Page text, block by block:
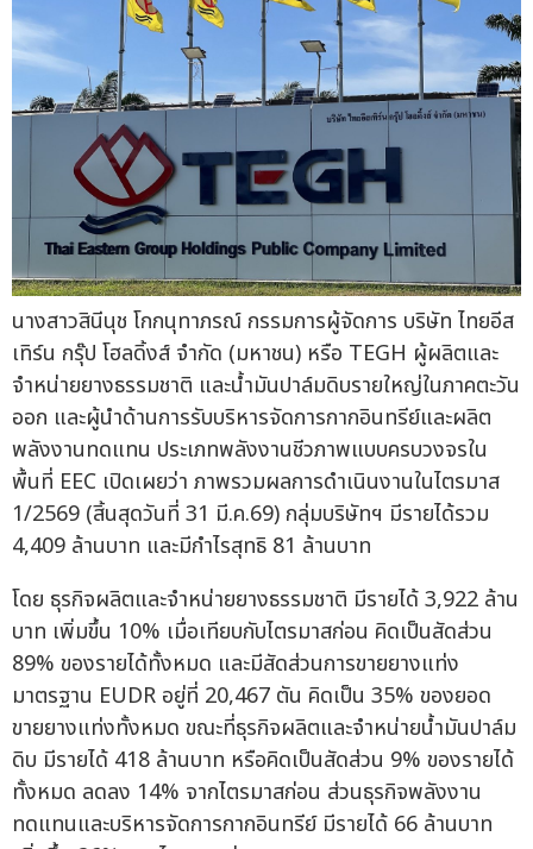
นางสาวสินีนุช โกกนุทาภรณ์ กรรมการผู้จัดการ บริษัท ไทยอีส
เทิร์น กรุ๊ป โฮลดิ้งส์ จำกัด (มหาชน) หรือ TEGH ผู้ผลิตและ
จำหน่ายยางธรรมชาติ และน้ำมันปาล์มดิบรายใหญ่ในภาคตะวัน
ออก และผู้นำด้านการรับบริหารจัดการกากอินทรีย์และผลิต
พลังงานทดแทน ประเภทพลังงานชีวภาพแบบครบวงจรใน
พื้นที่ EEC เปิดเผยว่า ภาพรวมผลการดำเนินงานในไตรมาส
1/2569 (สิ้นสุดวันที่ 31 มี.ค.69) กลุ่มบริษัทฯ มีรายได้รวม
4,409 ล้านบาท และมีกำไรสุทธิ 81 ล้านบาท
โดย ธุรกิจผลิตและจำหน่ายยางธรรมชาติ มีรายได้ 3,922 ล้าน
บาท เพิ่มขึ้น 10% เมื่อเทียบกับไตรมาสก่อน คิดเป็นสัดส่วน
89% ของรายได้ทั้งหมด และมีสัดส่วนการขายยางแท่ง
มาตรฐาน EUDR อยู่ที่ 20,467 ตัน คิดเป็น 35% ของยอด
ขายยางแท่งทั้งหมด ขณะที่ธุรกิจผลิตและจำหน่ายน้ำมันปาล์ม
ดิบ มีรายได้ 418 ล้านบาท หรือคิดเป็นสัดส่วน 9% ของรายได้
ทั้งหมด ลดลง 14% จากไตรมาสก่อน ส่วนธุรกิจพลังงาน
ทดแทนและบริหารจัดการกากอินทรีย์ มีรายได้ 66 ล้านบาท